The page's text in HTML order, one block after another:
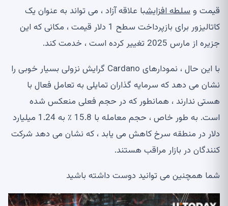
قیمت وسلطه افزایشبا علاقه آزاد ، می تواند به عنوان یک
کاتالیزور برای بازپرداخت سطح 1 دلار قیمت ، مکانی که این
جزیره از مارس 2025 تغییر کرده است ، خدمت کند.
با این حال ، نمودارهای Cardano گرایش نزولی بسیار خوبی را
نشان می دهد که سرمایه گذاران تمایلی به تعامل فعال با
هستی ندارند ، همانطور که در حجم فعلی منعکس شده
است. به طور خاص ، حجم معامله با 15.8 ٪ به 1.24 میلیارد
دلار در منطقه سرخ کاهش می یابد ، که نشان می دهد شرکت
کنندگان در بازار مراقب هستند.
شما همچنین می توانید دوست داشته باشید